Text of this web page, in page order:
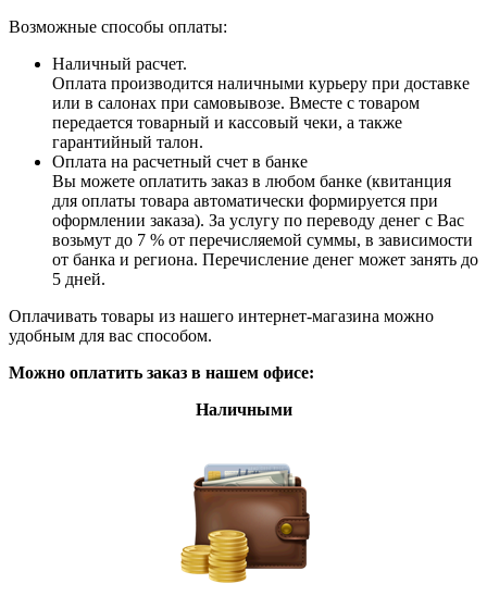
Возможные способы оплаты:
Наличный расчет.
Оплата производится наличными курьеру при доставке
или в салонах при самовывозе. Вместе с товаром
передается товарный и кассовый чеки, а также
гарантийный талон.
Оплата на расчетный счет в банке
Вы можете оплатить заказ в любом банке (квитанция
для оплаты товара автоматически формируется при
оформлении заказа). За услугу по переводу денег с Вас
возьмут до 7 % от перечисляемой суммы, в зависимости
от банка и региона. Перечисление денег может занять до
5 дней.
Оплачивать товары из нашего интернет-магазина можно
удобным для вас способом.
Можно оплатить заказ в нашем офисе:
Наличными